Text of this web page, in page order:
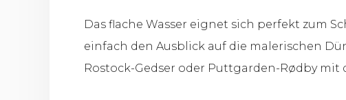
Das flache Wasser eignet sich perfekt zum
einfach den Ausblick auf die malerischen
Rostock-Gedser oder Puttgarden-Rødby mit